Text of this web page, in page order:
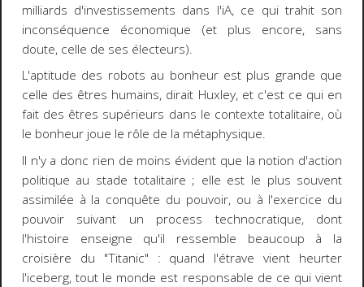
milliards d'investissements dans l'iA, ce qui trahit son
inconséquence économique (et plus encore, sans
doute, celle de ses électeurs).
L'aptitude des robots au bonheur est plus grande que
celle des êtres humains, dirait Huxley, et c'est ce qui en
fait des êtres supérieurs dans le contexte totalitaire, où
le bonheur joue le rôle de la métaphysique.
Il n'y a donc rien de moins évident que la notion d'action
politique au stade totalitaire ; elle est le plus souvent
assimilée à la conquête du pouvoir, ou à l'exercice du
pouvoir suivant un process technocratique, dont
l'histoire enseigne qu'il ressemble beaucoup à la
croisière du "Titanic" : quand l'étrave vient heurter
l'iceberg, tout le monde est responsable de ce qui vient